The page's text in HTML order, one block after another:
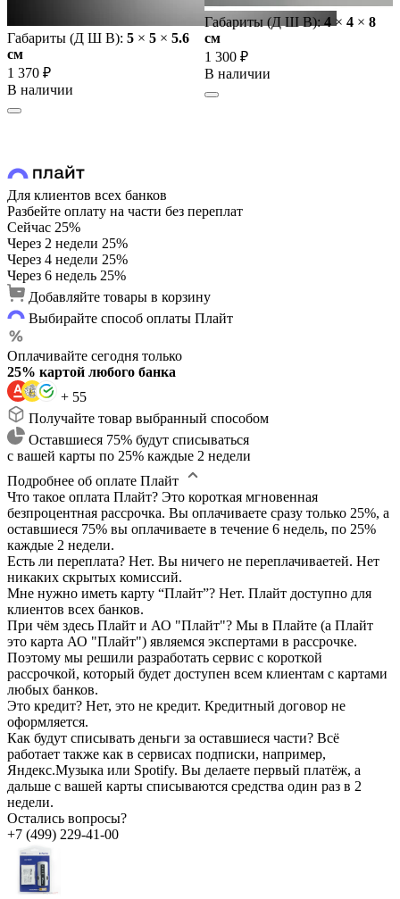
Габариты (Д Ш В): 5 × 5 × 5.6
cм
1 370 ₽
В наличии
Габариты (Д Ш В): 4 × 4 × 8
cм
1 300 ₽
В наличии
Для клиентов всех банков
Разбейте оплату на части без переплат
Сейчас 25%
Через 2 недели 25%
Через 4 недели 25%
Через 6 недель 25%
Добавляйте товары в корзину
Выбирайте способ оплаты Плайт
Оплачивайте сегодня только
25% картой любого банка
+ 55
Получайте товар выбранный способом
Оставшиеся 75% будут списываться
с вашей карты по 25% каждые 2 недели
Подробнее об оплате Плайт
Что такое оплата Плайт? Это короткая мгновенная
безпроцентная рассрочка. Вы оплачиваете сразу только 25%, а
оставшиеся 75% вы оплачиваете в течение 6 недель, по 25%
каждые 2 недели.
Есть ли переплата? Нет. Вы ничего не переплачиваетей. Нет
никаких скрытых комиссий.
Мне нужно иметь карту “Плайт”? Нет. Плайт доступно для
клиентов всех банков.
При чём здесь Плайт и АО "Плайт"? Мы в Плайте (а Плайт
это карта АО "Плайт") являемся экспертами в рассрочке.
Поэтому мы решили разработать сервис с короткой
рассрочкой, который будет доступен всем клиентам с картами
любых банков.
Это кредит? Нет, это не кредит. Кредитный договор не
оформляется.
Как будут списывать деньги за оставшиеся части? Всё
работает также как в сервисах подписки, например,
Яндекс.Музыка или Spotify. Вы делаете первый платёж, а
дальше с вашей карты списываются средства один раз в 2
недели.
Остались вопросы?
+7 (499) 229-41-00